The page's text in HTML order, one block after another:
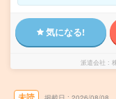
気になる!
派遣会社